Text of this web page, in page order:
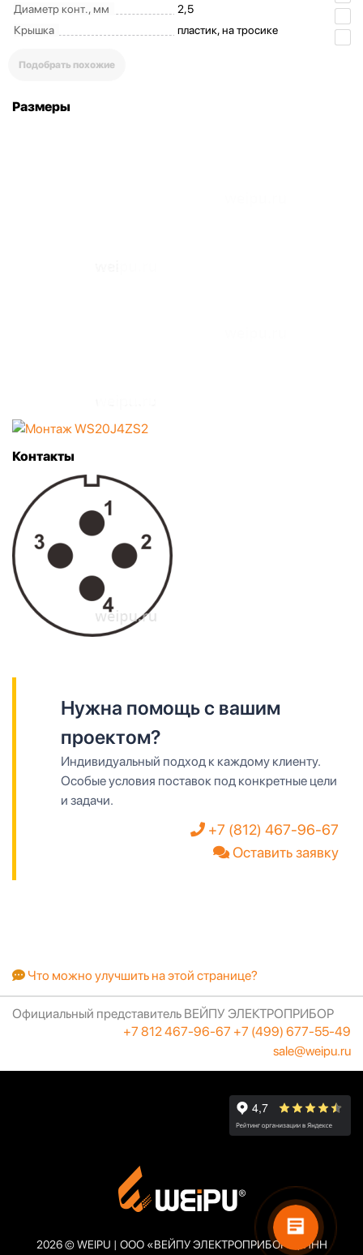
Диаметр конт., мм
2,5
Крышка
пластик, на тросике
Подобрать похожие
Размеры
Контакты
Нужна помощь с вашим
проектом?
Индивидуальный подход к каждому клиенту.
Особые условия поставок под конкретные цели
и задачи.
+7 (812) 467-96-67
Оставить заявку
Что можно улучшить на этой странице?
Официальный представитель ВЕЙПУ ЭЛЕКТРОПРИБОР
+7 812 467-96-67 +7 (499) 677-55-49
sale@weipu.ru
2026 © WEIPU | ООО «ВЕЙПУ ЭЛЕКТРОПРИБОР» | ИНН